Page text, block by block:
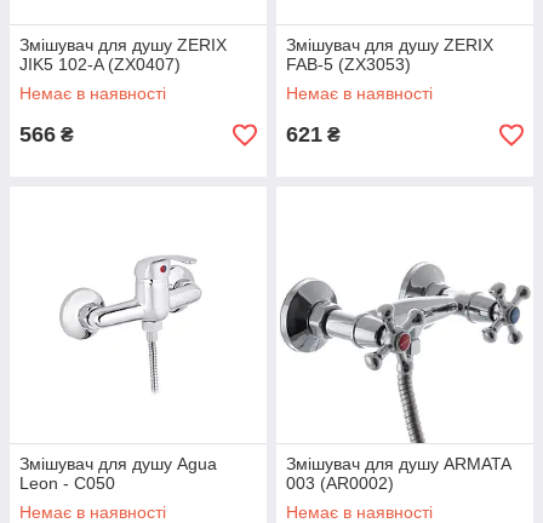
Змішувач для душу ZERIX
JIK5 102-A (ZX0407)
Немає в наявності
566 ₴
Змішувач для душу ZERIX
FAB-5 (ZX3053)
Немає в наявності
621 ₴
Змішувач для душу Agua
Leon - C050
Немає в наявності
Змішувач для душу ARMATA
003 (AR0002)
Немає в наявності